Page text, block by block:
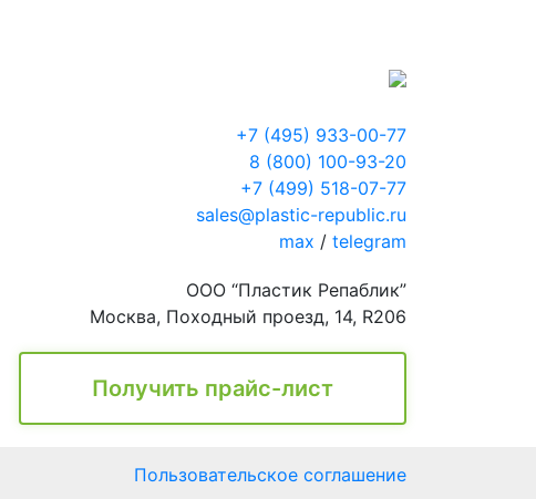
+7 (495) 933-00-77
8 (800) 100-93-20
+7 (499) 518-07-77
sales@plastic-republic.ru
max / telegram
ООО “Пластик Репаблик”
Москва, Походный проезд, 14, R206
Получить прайс-лист
Пользовательское соглашение